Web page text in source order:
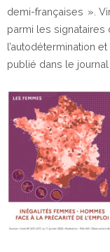
demi-françaises ».
parmi les signataires
l’autodétermination
publié dans le